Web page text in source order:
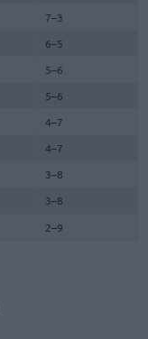
7–3
6–5
5–6
5–6
4–7
4–7
3–8
3–8
2–9